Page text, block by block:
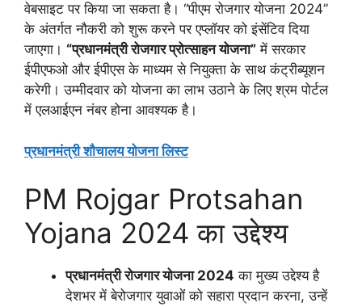
वेबसाइट पर किया जा सकता है। “पीएम रोजगार योजना 2024”
के अंतर्गत नौकरी को शुरू करने पर एप्लॉयर को इंसेंटिव दिया
जाएगा। “प्रधानमंत्री रोजगार प्रोत्साहन योजना” में सरकार
ईपीएफओ और ईपीएस के माध्यम से नियुक्ता के साथ कंट्रीब्यूशन
करेगी। उम्मीदवार को योजना का लाभ उठाने के लिए श्रम पोर्टल
में एलआईएन नंबर होना आवश्यक है।
प्रधानमंत्री शौचालय योजना लिस्ट
PM Rojgar Protsahan
Yojana 2024 का उद्देश्य
प्रधानमंत्री रोजगार योजना 2024 का मुख्य उद्देश्य है
देशभर में बेरोजगार युवाओं को सहारा प्रदान करना, उन्हें